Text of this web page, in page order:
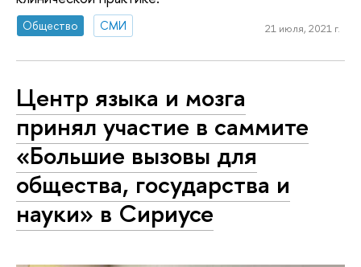
Общество СМИ 21 июля, 2021 г.
Центр языка и мозга
принял участие в саммите
«Большие вызовы для
общества, государства и
науки» в Сириусе